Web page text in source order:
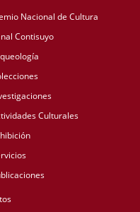
Nacional de Cultura
Contisuyo
Culturales